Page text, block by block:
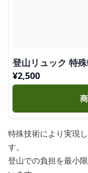
登山リュック 特
¥2,500
特殊技術により実現
す。
登山での負担を最小